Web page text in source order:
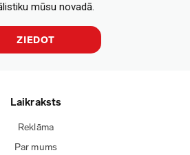
mūsu novadā.
ZIEDOT
Laikraksts
Reklāma
Par mums